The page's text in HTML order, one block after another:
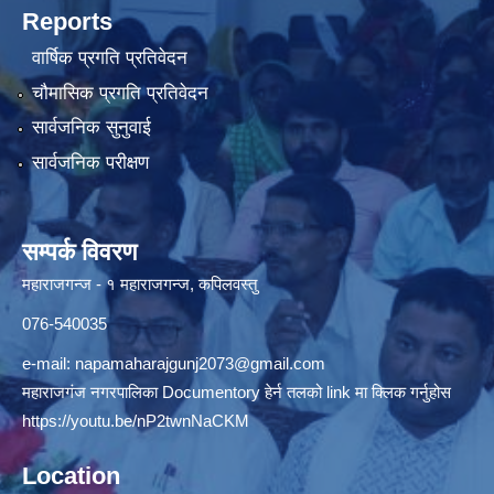
Reports
वार्षिक प्रगति प्रतिवेदन
चौमासिक प्रगति प्रतिवेदन
सार्वजनिक सुनुवाई
सार्वजनिक परीक्षण
सम्पर्क विवरण
महाराजगन्ज - १ महाराजगन्ज, कपिलवस्तु
076-540035
e-mail: napamaharajgunj2073@gmail.com
महाराजगंज नगरपालिका Documentory हेर्न तलको link मा क्लिक गर्नुहोस
https://youtu.be/nP2twnNaCKM
Location